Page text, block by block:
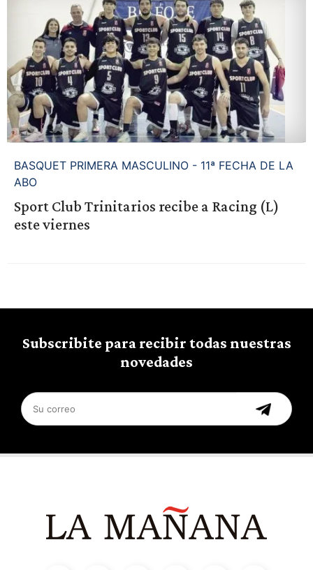
BASQUET PRIMERA MASCULINO - 11ª FECHA DE LA
ABO
Sport Club Trinitarios recibe a Racing (L)
este viernes
Subscribite para recibir todas nuestras
novedades